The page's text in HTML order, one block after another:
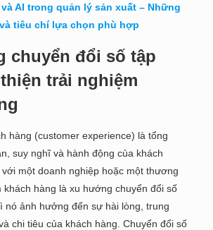
và AI trong quản lý sản xuất – Những
tiêu chí lựa chọn phù hợp
chuyển đổi số tập
trải nghiệm
hàng (customer experience) là tổng
suy nghĩ và hành động của khách
một doanh nghiệp hoặc một thương
khách hàng là xu hướng chuyển đổi số
nó ảnh hưởng đến sự hài lòng, trung
chi tiêu của khách hàng. Chuyển đổi số